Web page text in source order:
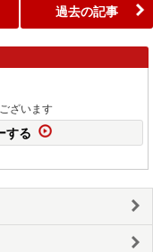
過去の記事
ざいます
する